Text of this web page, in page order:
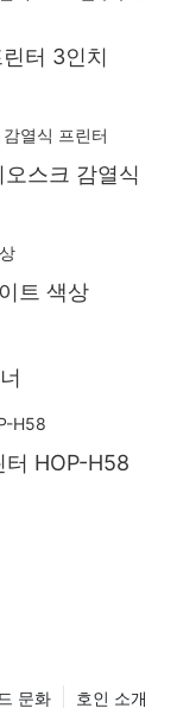
터 3인치
스크 감열식
트 색상
터 HOP-H58
호인 소개
문화